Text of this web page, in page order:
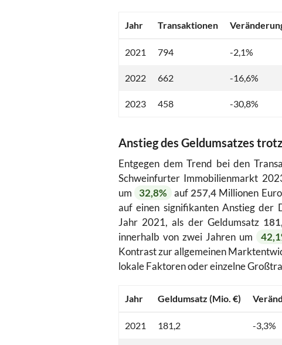
Jahr Transaktionen
2021 794 -2,1%
2022 662 -16,6%
2023 458 -30,8%
Anstieg des Geldumsatzes
Entgegen dem Trend bei den
Schweinfurter Immobilienmarkt
um
32,8% auf 257,4 Millionen
auf einen signifikanten Anstieg der
Jahr 2021, als der Geldumsatz
innerhalb von zwei Jahren um
Kontrast zur allgemeinen
lokale Faktoren oder einzelne
Jahr Geldumsatz (Mio. €)
2021 181,2 -3,3%